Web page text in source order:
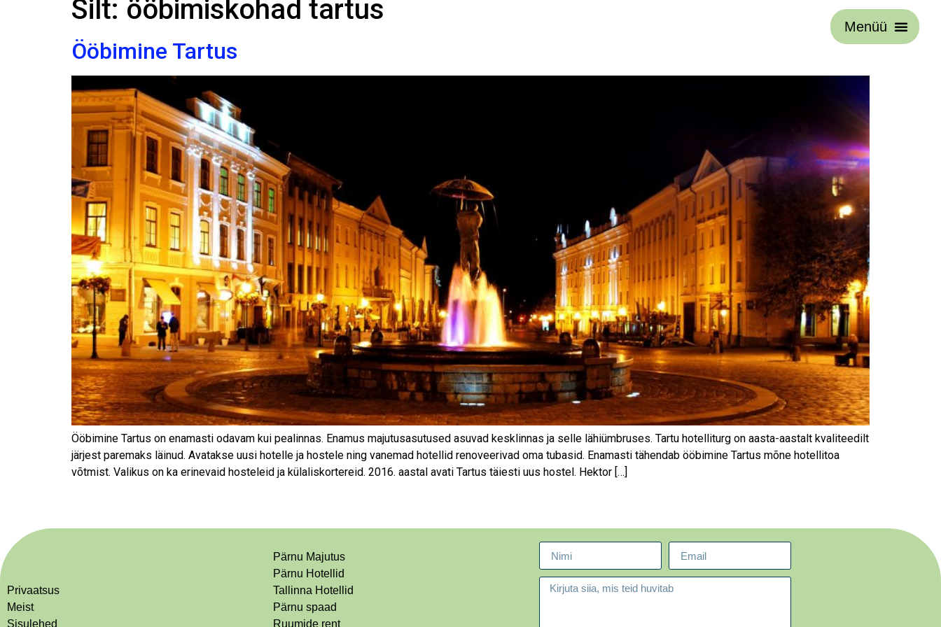
Menüü
Silt: ööbimiskohad tartus
Ööbimine Tartus
Ööbimine Tartus on enamasti odavam kui pealinnas. Enamus majutusasutused asuvad kesklinnas ja selle lähiümbruses. Tartu hotelliturg on aasta-aastalt kvaliteedilt
järjest paremaks läinud. Avatakse uusi hotelle ja hostele ning vanemad hotellid renoveerivad oma tubasid. Enamasti tähendab ööbimine Tartus mõne hotellitoa
võtmist. Valikus on ka erinevaid hosteleid ja külaliskortereid. 2016. aastal avati Tartus täiesti uus hostel. Hektor […]
Privaatsus
Meist
Sisulehed
Pärnu Majutus
Pärnu Hotellid
Tallinna Hotellid
Pärnu spaad
Ruumide rent